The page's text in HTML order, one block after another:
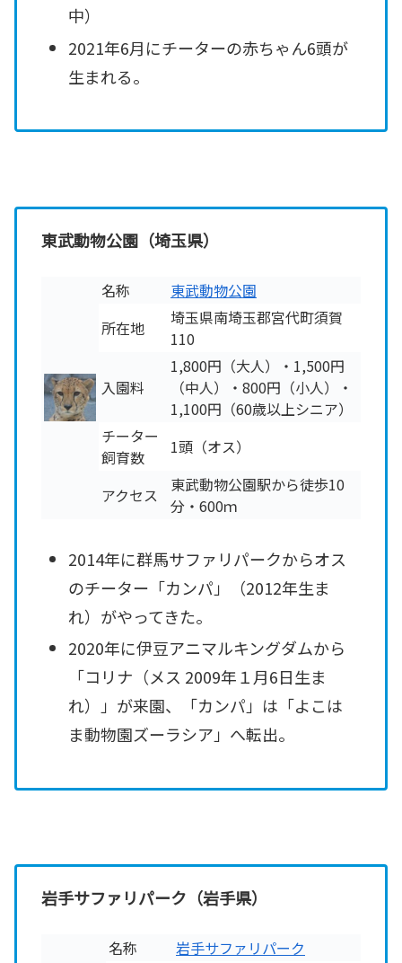
中）
2021年6月にチーターの赤ちゃん6頭が
生まれる。
東武動物公園（埼玉県）
名称
東武動物公園
所在地
埼玉県南埼玉郡宮代町須賀
110
入園料
1,800円（大人）・1,500円
（中人）・800円（小人）・
1,100円（60歳以上シニア）
チーター
飼育数
1頭（オス）
アクセス
東武動物公園駅から徒歩10
分・600ｍ
2014年に群馬サファリパークからオス
のチーター「カンパ」（2012年生ま
れ）がやってきた。
2020年に伊豆アニマルキングダムから
「コリナ（メス 2009年１月6日生ま
れ）」が来園、「カンパ」は「よこは
ま動物園ズーラシア」へ転出。
岩手サファリパーク（岩手県）
名称
岩手サファリパーク